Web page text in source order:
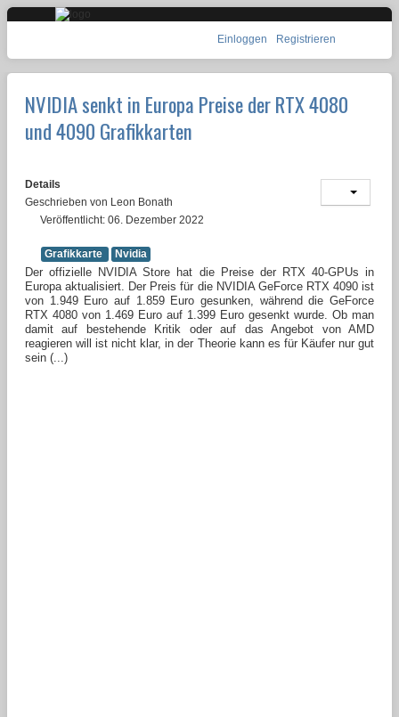
Einloggen Registrieren
NVIDIA senkt in Europa Preise der RTX 4080
und 4090 Grafikkarten
Details
Geschrieben von Leon Bonath
Veröffentlicht: 06. Dezember 2022
Grafikkarte Nvidia
Der offizielle NVIDIA Store hat die Preise der RTX 40-GPUs in
Europa aktualisiert. Der Preis für die NVIDIA GeForce RTX 4090 ist
von 1.949 Euro auf 1.859 Euro gesunken, während die GeForce
RTX 4080 von 1.469 Euro auf 1.399 Euro gesenkt wurde. Ob man
damit auf bestehende Kritik oder auf das Angebot von AMD
reagieren will ist nicht klar, in der Theorie kann es für Käufer nur gut
sein (...)